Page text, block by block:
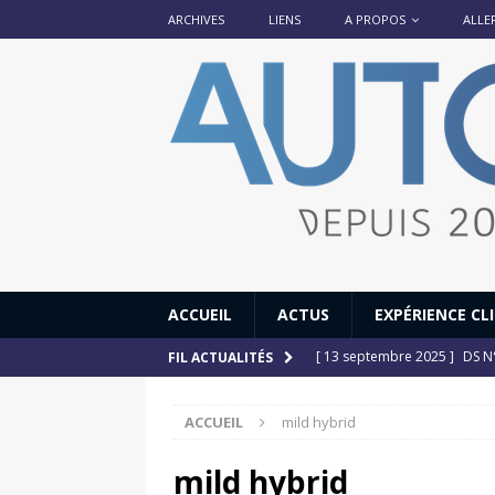
ARCHIVES LIENS A PROPOS
ACCUEIL ACTUS EXPÉRIENCE
FIL ACTUALITÉS [ 13 septembre 2025 ] DS
[ 6 juillet 2025 ]
[ 17 juin 2025 ]
ACCUEIL mild hybrid
mild hybrid